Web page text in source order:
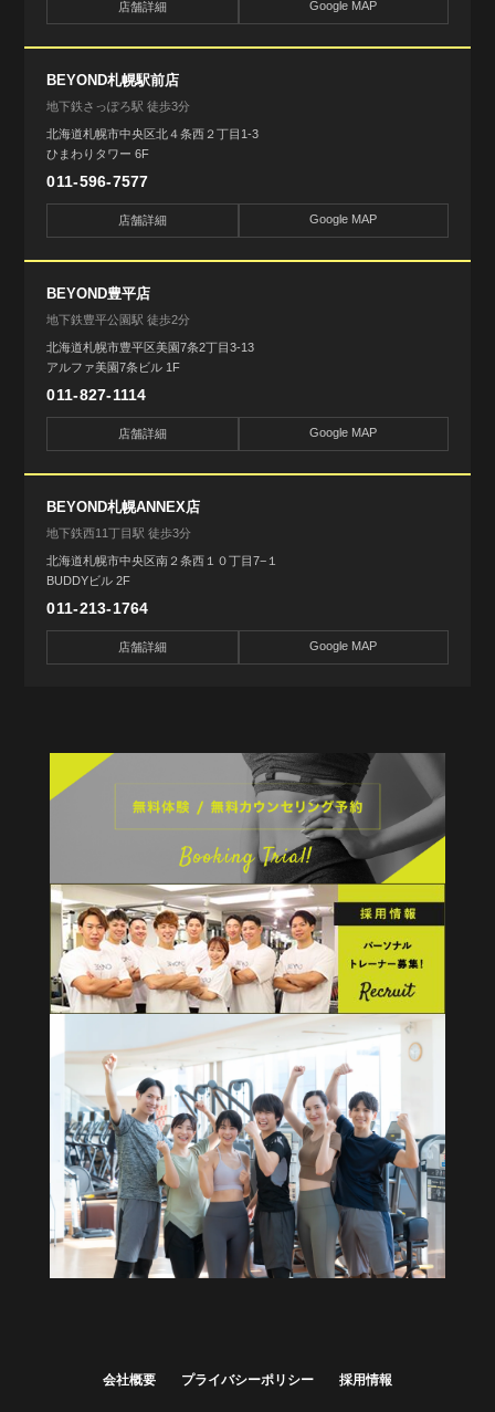
店舗詳細 Google MAP
BEYOND札幌駅前店
地下鉄さっぽろ駅 徒歩3分
北海道札幌市中央区北４条西２丁目1-3
ひまわりタワー 6F
011-596-7577
店舗詳細 Google MAP
BEYOND豊平店
地下鉄豊平公園駅 徒歩2分
北海道札幌市豊平区美園7条2丁目3-13
アルファ美園7条ビル 1F
011-827-1114
店舗詳細 Google MAP
BEYOND札幌ANNEX店
地下鉄西11丁目駅 徒歩3分
北海道札幌市中央区南２条西１０丁目7−１
BUDDYビル 2F
011-213-1764
店舗詳細 Google MAP
会社概要 プライバシーポリシー 採用情報